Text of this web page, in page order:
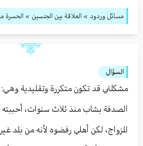
مسائل وردود » العلاقة بين الجنسين » الحسرة
السؤال
مشكلتي قد تكون متكررة وتقليدية
الصدفة بشاب منذ ثلاث سنوات،
للزواج، لكن أهلي رفضوه لأنه من بلد غير